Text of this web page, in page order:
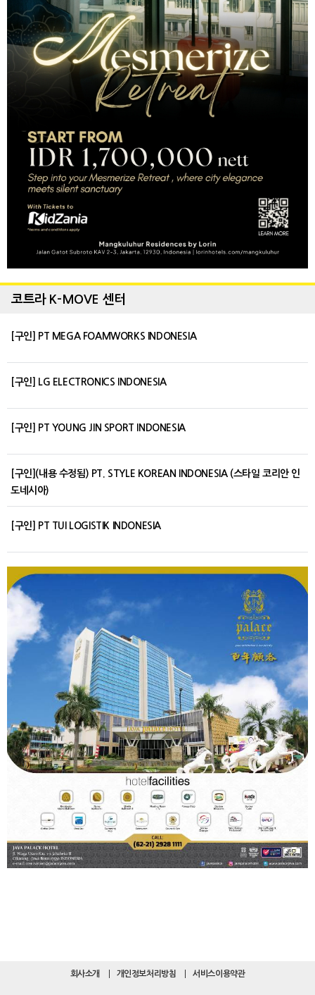
코트라 K-MOVE 센터
[구인] PT MEGA FOAMWORKS INDONESIA
[구인] LG ELECTRONICS INDONESIA
[구인] PT YOUNG JIN SPORT INDONESIA
[구인](내용 수정됨) PT. STYLE KOREAN INDONESIA (스타일 코리안 인
도네시아)
[구인] PT TUI LOGISTIK INDONESIA
회사소개 개인정보처리방침 서비스이용약관